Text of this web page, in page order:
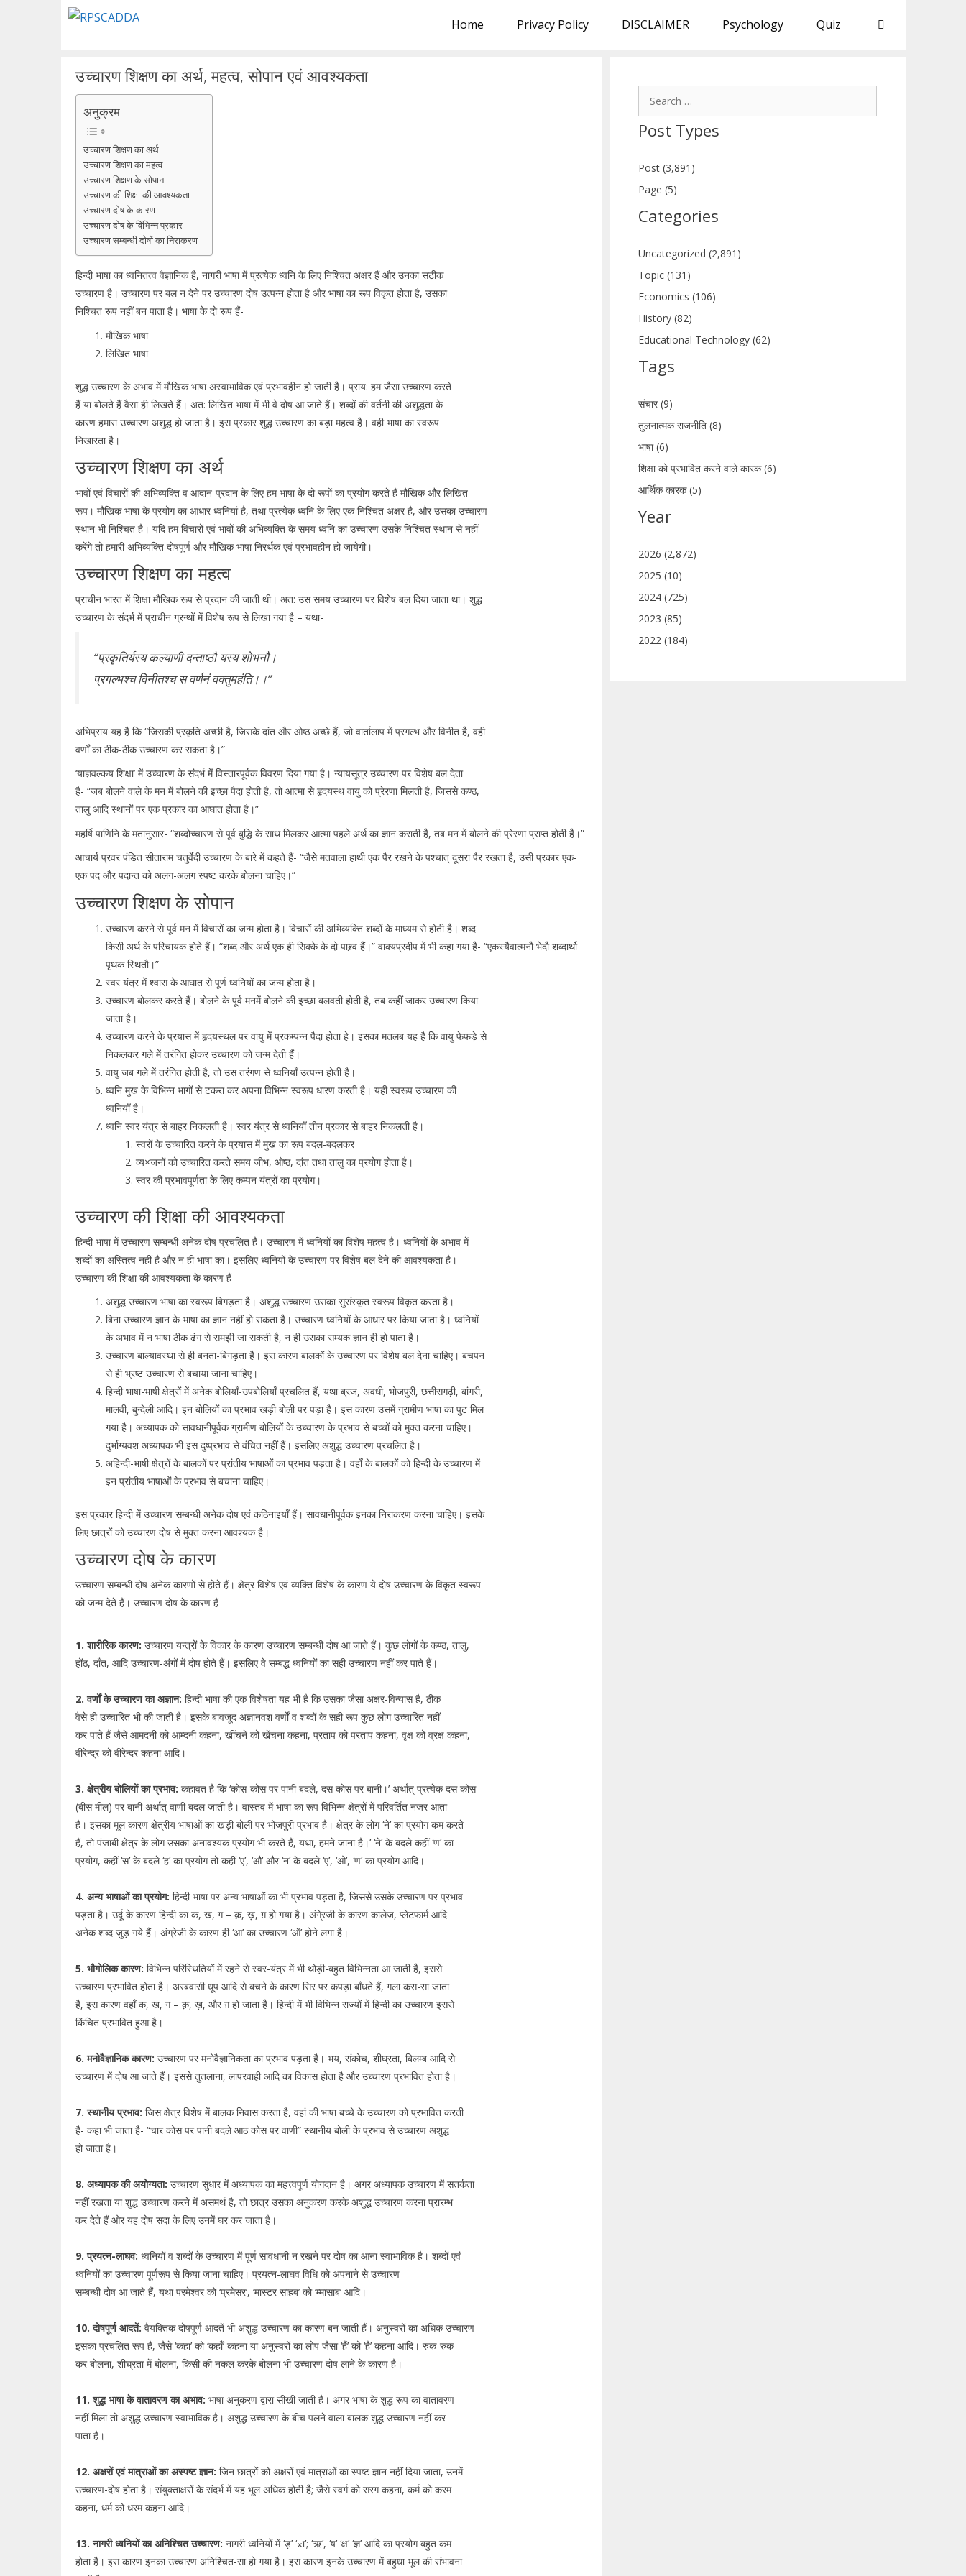
Home Privacy Policy DISCLAIMER Psychology Quiz
उच्चारण शिक्षण का अर्थ, महत्व, सोपान एवं आवश्यकता
अनुक्रम
उच्चारण शिक्षण का अर्थ
उच्चारण शिक्षण का महत्व
उच्चारण शिक्षण के सोपान
उच्चारण की शिक्षा की आवश्यकता
उच्चारण दोष के कारण
उच्चारण दोष के विभिन्न प्रकार
उच्चारण सम्बन्धी दोषों का निराकरण
हिन्दी भाषा का ध्वनितत्व वैज्ञानिक है, नागरी भाषा में प्रत्येक ध्वनि के लिए निश्चित अक्षर हैं और उनका सटीक
उच्चारण है। उच्चारण पर बल न देने पर उच्चारण दोष उत्पन्न होता है और भाषा का रूप विकृत होता है, उसका
निश्चित रूप नहीं बन पाता है। भाषा के दो रूप हैं-
मौखिक भाषा
लिखित भाषा
शुद्ध उच्चारण के अभाव में मौखिक भाषा अस्वाभाविक एवं प्रभावहीन हो जाती है। प्राय: हम जैसा उच्चारण करते
हैं या बोलते हैं वैसा ही लिखते हैं। अत: लिखित भाषा में भी वे दोष आ जाते हैं। शब्दों की वर्तनी की अशुद्धता के
कारण हमारा उच्चारण अशुद्ध हो जाता है। इस प्रकार शुद्ध उच्चारण का बड़ा महत्व है। वही भाषा का स्वरूप
निखारता है।
उच्चारण शिक्षण का अर्थ
भावों एवं विचारों की अभिव्यक्ति व आदान-प्रदान के लिए हम भाषा के दो रूपों का प्रयोग करते हैं मौखिक और लिखित
रूप। मौखिक भाषा के प्रयोग का आधार ध्वनियां है, तथा प्रत्येक ध्वनि के लिए एक निश्चित अक्षर है, और उसका उच्चारण
स्थान भी निश्चित है। यदि हम विचारों एवं भावों की अभिव्यक्ति के समय ध्वनि का उच्चारण उसके निश्चित स्थान से नहीं
करेंगे तो हमारी अभिव्यक्ति दोषपूर्ण और मौखिक भाषा निरर्थक एवं प्रभावहीन हो जायेगी।
उच्चारण शिक्षण का महत्व
प्राचीन भारत में शिक्षा मौखिक रूप से प्रदान की जाती थी। अत: उस समय उच्चारण पर विशेष बल दिया जाता था। शुद्ध
उच्चारण के संदर्भ में प्राचीन ग्रन्थों में विशेष रूप से लिखा गया है – यथा-
“प्रकृतिर्यस्य कल्याणी दन्ताष्ठौ यस्य शोभनौ।
प्रगल्भश्च विनीतश्च स वर्णनं वक्तुमहंति।।”
अभिप्राय यह है कि “जिसकी प्रकृति अच्छी है, जिसके दांत और ओष्ठ अच्छे हैं, जो वार्तालाप में प्रगल्भ और विनीत है, वही
वर्णों का ठीक-ठीक उच्चारण कर सकता है।”
‘याज्ञवल्कय शिक्षा’ में उच्चारण के संदर्भ में विस्तारपूर्वक विवरण दिया गया है। न्यायसूत्र उच्चारण पर विशेष बल देता
है- “जब बोलने वाले के मन में बोलने की इच्छा पैदा होती है, तो आत्मा से हृदयस्थ वायु को प्रेरणा मिलती है, जिससे कण्ठ,
तालु आदि स्थानों पर एक प्रकार का आघात होता है।”
महर्षि पाणिनि के मतानुसार- “शब्दोच्चारण से पूर्व बुद्धि के साथ मिलकर आत्मा पहले अर्थ का ज्ञान कराती है, तब मन में बोलने की प्रेरणा प्राप्त होती है।”
आचार्य प्रवर पंडित सीताराम चतुर्वेदी उच्चारण के बारे में कहते हैं- “जैसे मतवाला हाथी एक पैर रखने के पश्चात् दूसरा पैर रखता है, उसी प्रकार एक-
एक पद और पदान्त को अलग-अलग स्पष्ट करके बोलना चाहिए।”
उच्चारण शिक्षण के सोपान
उच्चारण करने से पूर्व मन में विचारों का जन्म होता है। विचारों की अभिव्यक्ति शब्दों के माध्यम से होती है। शब्द
किसी अर्थ के परिचायक होते हैं। “शब्द और अर्थ एक ही सिक्के के दो पाश्र्व हैं।” वाक्यप्रदीप में भी कहा गया है- “एकस्यैवात्मनौ भेदौ शब्दार्थो
पृथक स्थितौ।”
स्वर यंत्र में श्वास के आघात से पूर्ण ध्वनियों का जन्म होता है।
उच्चारण बोलकर करते हैं। बोलने के पूर्व मनमें बोलने की इच्छा बलवती होती है, तब कहीं जाकर उच्चारण किया
जाता है।
उच्चारण करने के प्रयास में हृदयस्थल पर वायु में प्रकम्पन्न पैदा होता हे। इसका मतलब यह है कि वायु फेफड़े से
निकलकर गले में तरंगित होकर उच्चारण को जन्म देती हैं।
वायु जब गले में तरंगित होती है, तो उस तरंगण से ध्वनियाँ उत्पन्न होती है।
ध्वनि मुख के विभिन्न भागों से टकरा कर अपना विभिन्न स्वरूप धारण करती है। यही स्वरूप उच्चारण की
ध्वनियाँ है।
ध्वनि स्वर यंत्र से बाहर निकलती है। स्वर यंत्र से ध्वनियाँ तीन प्रकार से बाहर निकलती है।
स्वरों के उच्चारित करने के प्रयास में मुख का रूप बदल-बदलकर
व्य×जनों को उच्चारित करते समय जीभ, ओष्ठ, दांत तथा तालु का प्रयोग होता है।
स्वर की प्रभावपूर्णता के लिए कम्पन यंत्रों का प्रयोग।
उच्चारण की शिक्षा की आवश्यकता
हिन्दी भाषा में उच्चारण सम्बन्धी अनेक दोष प्रचलित है। उच्चारण में ध्वनियों का विशेष महत्व है। ध्वनियों के अभाव में
शब्दों का अस्तित्व नहीं है और न ही भाषा का। इसलिए ध्वनियों के उच्चारण पर विशेष बल देने की आवश्यकता है।
उच्चारण की शिक्षा की आवश्यकता के कारण हैं-
अशुद्ध उच्चारण भाषा का स्वरूप बिगड़ता है। अशुद्ध उच्चारण उसका सुसंस्कृत स्वरूप विकृत करता है।
बिना उच्चारण ज्ञान के भाषा का ज्ञान नहीं हो सकता है। उच्चारण ध्वनियों के आधार पर किया जाता है। ध्वनियों
के अभाव में न भाषा ठीक ढंग से समझी जा सकती है, न ही उसका सम्यक ज्ञान ही हो पाता है।
उच्चारण बाल्यावस्था से ही बनता-बिगड़ता है। इस कारण बालकों के उच्चारण पर विशेष बल देना चाहिए। बचपन
से ही भ्रष्ट उच्चारण से बचाया जाना चाहिए।
हिन्दी भाषा-भाषी क्षेत्रों में अनेक बोलियाँ-उपबोलियाँ प्रचलित हैं, यथा ब्रज, अवधी, भोजपुरी, छत्तीसगढ़ी, बांगरी,
मालवी, बुन्देली आदि। इन बोलियों का प्रभाव खड़ी बोली पर पड़ा है। इस कारण उसमें ग्रामीण भाषा का पुट मिल
गया है। अध्यापक को सावधानीपूर्वक ग्रामीण बोलियों के उच्चारण के प्रभाव से बच्चों को मुक्त करना चाहिए।
दुर्भाग्यवश अध्यापक भी इस दुष्प्रभाव से वंचित नहीं हैं। इसलिए अशुद्ध उच्चारण प्रचलित है।
अहिन्दी-भाषी क्षेत्रों के बालकों पर प्रांतीय भाषाओं का प्रभाव पड़ता है। वहाँ के बालकों को हिन्दी के उच्चारण में
इन प्रांतीय भाषाओं के प्रभाव से बचाना चाहिए।
इस प्रकार हिन्दी में उच्चारण सम्बन्धी अनेक दोष एवं कठिनाइयाँ हैं। सावधानीपूर्वक इनका निराकरण करना चाहिए। इसके
लिए छात्रों को उच्चारण दोष से मुक्त करना आवश्यक है।
उच्चारण दोष के कारण
उच्चारण सम्बन्धी दोष अनेक कारणों से होते हैं। क्षेत्र विशेष एवं व्यक्ति विशेष के कारण ये दोष उच्चारण के विकृत स्वरूप
को जन्म देते हैं। उच्चारण दोष के कारण हैं-
1. शारीरिक कारण: उच्चारण यन्त्रों के विकार के कारण उच्चारण सम्बन्धी दोष आ जाते हैं। कुछ लोगों के कण्ठ, तालु,
होंठ, दाँत, आदि उच्चारण-अंगों में दोष होते हैं। इसलिए वे सम्बद्ध ध्वनियों का सही उच्चारण नहीं कर पाते हैं।
2. वर्णों के उच्चारण का अज्ञान: हिन्दी भाषा की एक विशेषता यह भी है कि उसका जैसा अक्षर-विन्यास है, ठीक
वैसे ही उच्चारित भी की जाती है। इसके बावजूद अज्ञानवश वर्णों व शब्दों के सही रूप कुछ लोग उच्चारित नहीं
कर पाते हैं जैसे आमदनी को आम्दनी कहना, खींचने को खेंचना कहना, प्रताप को परताप कहना, वृक्ष को व्रक्ष कहना,
वीरेन्द्र को वीरेन्दर कहना आदि।
3. क्षेत्रीय बोलियों का प्रभाव: कहावत है कि ‘कोस-कोस पर पानी बदले, दस कोस पर बानी।’ अर्थात् प्रत्येक दस कोस
(बीस मील) पर बानी अर्थात् वाणी बदल जाती है। वास्तव में भाषा का रूप विभिन्न क्षेत्रों में परिवर्तित नजर आता
है। इसका मूल कारण क्षेत्रीय भाषाओं का खड़ी बोली पर भोजपुरी प्रभाव है। क्षेत्र के लोग ‘ने’ का प्रयोग कम करते
हैं, तो पंजाबी क्षेत्र के लोग उसका अनावश्यक प्रयोग भी करते हैं, यथा, हमने जाना है।’ ‘ने’ के बदले कहीं ‘ण’ का
प्रयोग, कहीं ‘स’ के बदले ‘ह’ का प्रयोग तो कहीं ‘ए’, ‘औ’ और ‘न’ के बदले ‘ए’, ‘ओ’, ‘ण’ का प्रयोग आदि।
4. अन्य भाषाओं का प्रयोग: हिन्दी भाषा पर अन्य भाषाओं का भी प्रभाव पड़ता है, जिससे उसके उच्चारण पर प्रभाव
पड़ता है। उर्दू के कारण हिन्दी का क, ख, ग – क़, ख़, ग़ हो गया है। अंगे्रजी के कारण कालेज, प्लेटफार्म आदि
अनेक शब्द जुड़ गये हैं। अंग्रेजी के कारण ही ‘आ’ का उच्चारण ‘ऑ’ होने लगा है।
5. भौगोलिक कारण: विभिन्न परिस्थितियों में रहने से स्वर-यंत्र में भी थोड़ी-बहुत विभिन्नता आ जाती है, इससे
उच्चारण प्रभावित होता है। अरबवासी धूप आदि से बचने के कारण सिर पर कपड़ा बाँधते हैं, गला कस-सा जाता
है, इस कारण वहाँ क, ख, ग – क़, ख़, और ग़ हो जाता है। हिन्दी में भी विभिन्न राज्यों में हिन्दी का उच्चारण इससे
किंचित प्रभावित हुआ है।
6. मनोवैज्ञानिक कारण: उच्चारण पर मनोवैज्ञानिकता का प्रभाव पड़ता है। भय, संकोच, शीघ्रता, बिलम्ब आदि से
उच्चारण में दोष आ जाते हैं। इससे तुतलाना, लापरवाही आदि का विकास होता है और उच्चारण प्रभावित होता है।
7. स्थानीय प्रभाव: जिस क्षेत्र विशेष में बालक निवास करता है, वहां की भाषा बच्चे के उच्चारण को प्रभावित करती
है- कहा भी जाता है- “चार कोस पर पानी बदले आठ कोस पर वाणी” स्थानीय बोली के प्रभाव से उच्चारण अशुद्ध
हो जाता है।
8. अध्यापक की अयोग्यता: उच्चारण सुधार में अध्यापक का महत्त्वपूर्ण योगदान है। अगर अध्यापक उच्चारण में सतर्कता
नहीं रखता या शुद्ध उच्चारण करने में असमर्थ है, तो छात्र उसका अनुकरण करके अशुद्ध उच्चारण करना प्रारम्भ
कर देते हैं ओर यह दोष सदा के लिए उनमें घर कर जाता है।
9. प्रयत्न-लाघव: ध्वनियों व शब्दों के उच्चारण में पूर्ण सावधानी न रखने पर दोष का आना स्वाभाविक है। शब्दों एवं
ध्वनियों का उच्चारण पूर्णरूप से किया जाना चाहिए। प्रयत्न-लाघव विधि को अपनाने से उच्चारण
सम्बन्धी दोष आ जाते हैं, यथा परमेश्वर को ‘प्रमेसर’, ‘मास्टर साहब’ को ‘म्मासाब’ आदि।
10. दोषपूर्ण आदतें: वैयक्तिक दोषपूर्ण आदतें भी अशुद्ध उच्चारण का कारण बन जाती हैं। अनुस्वरों का अधिक उच्चारण
इसका प्रचलित रूप है, जैसे ‘कहा’ को ‘कहाँ’ कहना या अनुस्वरों का लोप जैसा ‘हैं’ को ‘है’ कहना आदि। रुक-रुक
कर बोलना, शीघ्रता में बोलना, किसी की नकल करके बोलना भी उच्चारण दोष लाने के कारण है।
11. शुद्ध भाषा के वातावरण का अभाव: भाषा अनुकरण द्वारा सीखी जाती है। अगर भाषा के शुद्ध रूप का वातावरण
नहीं मिला तो अशुद्ध उच्चारण स्वाभाविक है। अशुद्ध उच्चारण के बीच पलने वाला बालक शुद्ध उच्चारण नहीं कर
पाता है।
12. अक्षरों एवं मात्राओं का अस्पष्ट ज्ञान: जिन छात्रों को अक्षरों एवं मात्राओं का स्पष्ट ज्ञान नहीं दिया जाता, उनमें
उच्चारण-दोष होता है। संयुक्ताक्षरों के संदर्भ में यह भूल अधिक होती है; जैसे स्वर्ग को सरग कहना, कर्म को करम
कहना, धर्म को धरम कहना आदि।
13. नागरी ध्वनियों का अनिश्चित उच्चारण: नागरी ध्वनियों में ‘ड़’ ‘×ा’; ‘ऋ’, ‘ष’ ‘क्ष’ ‘ज्ञ’ आदि का प्रयोग बहुत कम
होता है। इस कारण इनका उच्चारण अनिश्चित-सा हो गया है। इस कारण इनके उच्चारण में बहुधा भूल की संभावना
Post Types
Post (3,891)
Page (5)
Categories
Uncategorized (2,891)
Topic (131)
Economics (106)
History (82)
Educational Technology (62)
Tags
संचार (9)
तुलनात्मक राजनीति (8)
भाषा (6)
शिक्षा को प्रभावित करने वाले कारक (6)
आर्थिक कारक (5)
Year
2026 (2,872)
2025 (10)
2024 (725)
2023 (85)
2022 (184)